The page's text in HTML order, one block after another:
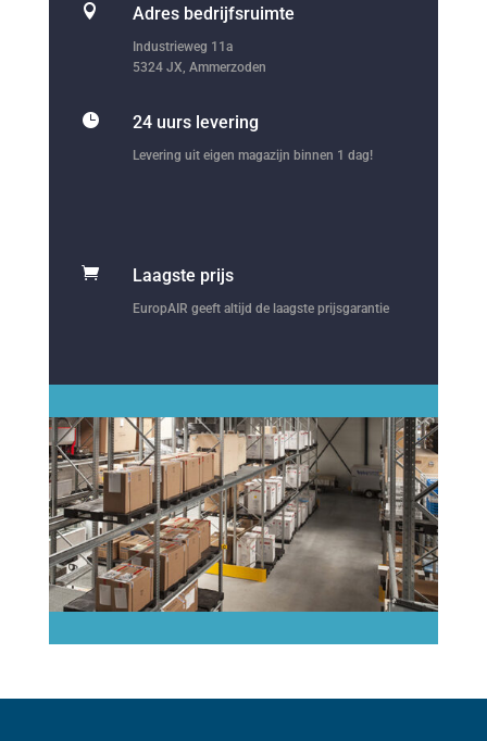
 Adres bedrijfsruimte
Industrieweg 11a
5324 JX, Ammerzoden
 24 uurs levering
Levering uit eigen magazijn binnen 1 dag!
 Laagste prijs
EuropAIR geeft altijd de laagste prijsgarantie